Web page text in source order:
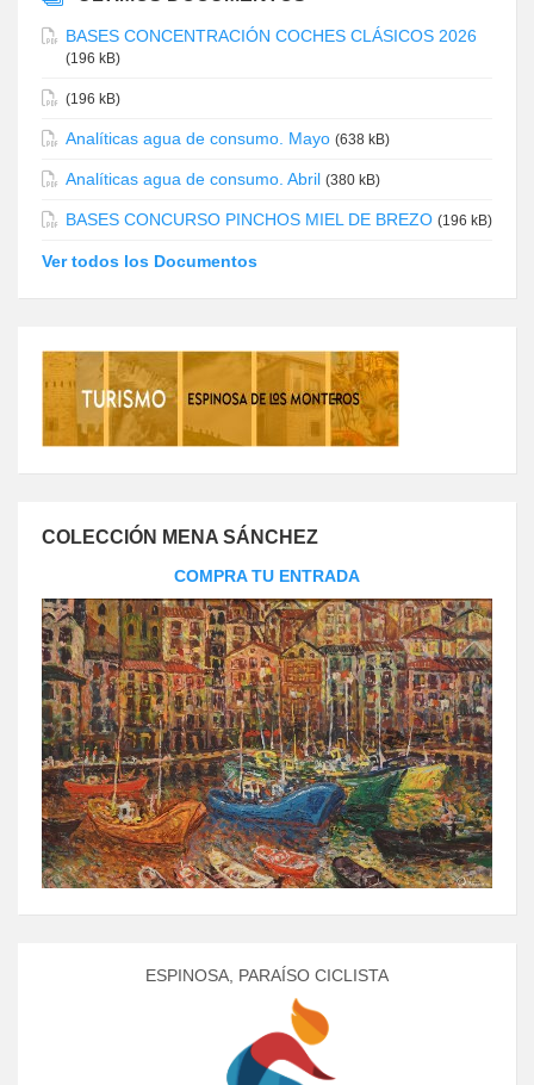
BASES CONCENTRACIÓN COCHES CLÁSICOS 2026
(196 kB)
(196 kB)
Analíticas agua de consumo. Mayo (638 kB)
Analíticas agua de consumo. Abril (380 kB)
BASES CONCURSO PINCHOS MIEL DE BREZO (196 kB)
Ver todos los Documentos
COLECCIÓN MENA SÁNCHEZ
COMPRA TU ENTRADA
ESPINOSA, PARAÍSO CICLISTA